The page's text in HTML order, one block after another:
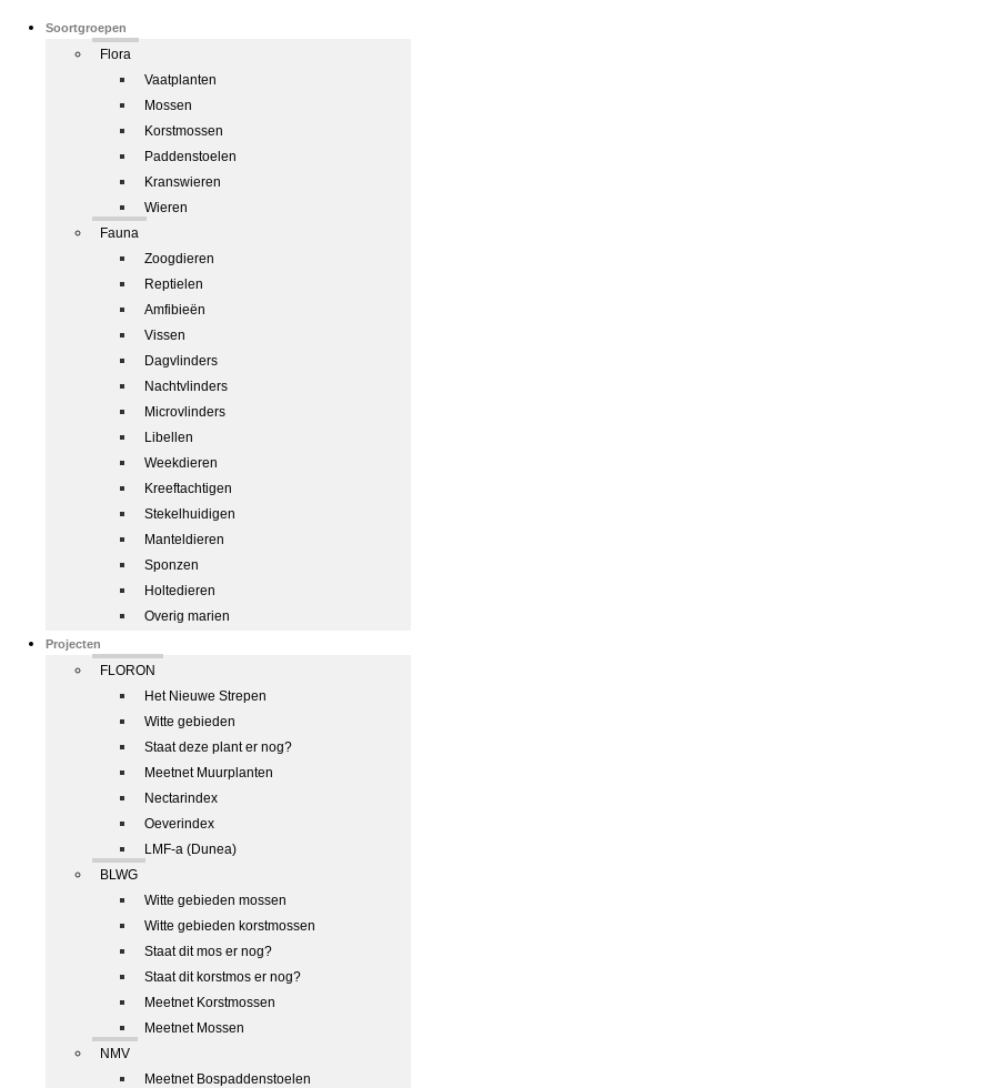
Soortgroepen
Flora
Vaatplanten
Mossen
Korstmossen
Paddenstoelen
Kranswieren
Wieren
Fauna
Zoogdieren
Reptielen
Amfibieën
Vissen
Dagvlinders
Nachtvlinders
Microvlinders
Libellen
Weekdieren
Kreeftachtigen
Stekelhuidigen
Manteldieren
Sponzen
Holtedieren
Overig marien
Projecten
FLORON
Het Nieuwe Strepen
Witte gebieden
Staat deze plant er nog?
Meetnet Muurplanten
Nectarindex
Oeverindex
LMF-a (Dunea)
BLWG
Witte gebieden mossen
Witte gebieden korstmossen
Staat dit mos er nog?
Staat dit korstmos er nog?
Meetnet Korstmossen
Meetnet Mossen
NMV
Meetnet Bospaddenstoelen